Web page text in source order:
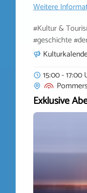
Weitere
#Kultur &
#geschichte
15:00 - 17:00
Exklusive